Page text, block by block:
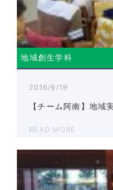
地域創生学科
2016/9/19
【チーム阿南】地域
READ MORE